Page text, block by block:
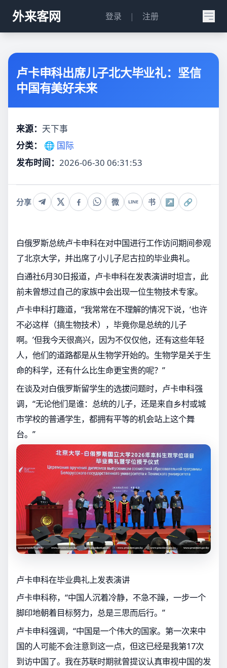
外来客网 登录 | 注册
卢卡申科出席儿子北大毕业礼：坚信
中国有美好未来
来源： 天下事
分类：
🌐 国际
发布时间： 2026-06-30 06:31:53
分享 微 LINE 书 ↗ 🔗
白俄罗斯总统卢卡申科在对中国进行工作访问期间参观
了北京大学，并出席了小儿子尼古拉的毕业典礼。
白通社6月30日报道，卢卡申科在发表演讲时坦言，此
前未曾想过自己的家族中会出现一位生物技术专家。
卢卡申科打趣道，“我常常在不理解的情况下说，‘也许
不必这样（搞生物技术），毕竟你是总统的儿子
啊。’但我今天很高兴，因为不仅仅他，还有这些年轻
人，他们的道路都是从生物学开始的。生物学是关于生
命的科学，还有什么比生命更宝贵的呢？”
在谈及对白俄罗斯留学生的选拔问题时，卢卡申科强
调，“无论他们是谁：总统的儿子，还是来自乡村或城
市学校的普通学生，都拥有平等的机会站上这个舞
台。”
卢卡申科在毕业典礼上发表演讲
卢卡申科称，“中国人沉着冷静，不急不躁，一步一个
脚印地朝着目标努力，总是三思而后行。”
卢卡申科强调，“中国是一个伟大的国家。第一次来中
国的人可能不会注意到这一点，但这已经是我第17次
到访中国了。我在苏联时期就曾提议认真审视中国的发